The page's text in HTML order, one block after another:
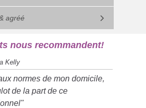
agréé
nous recommandent!
Kelly
normes de mon domicile,
de la part de ce